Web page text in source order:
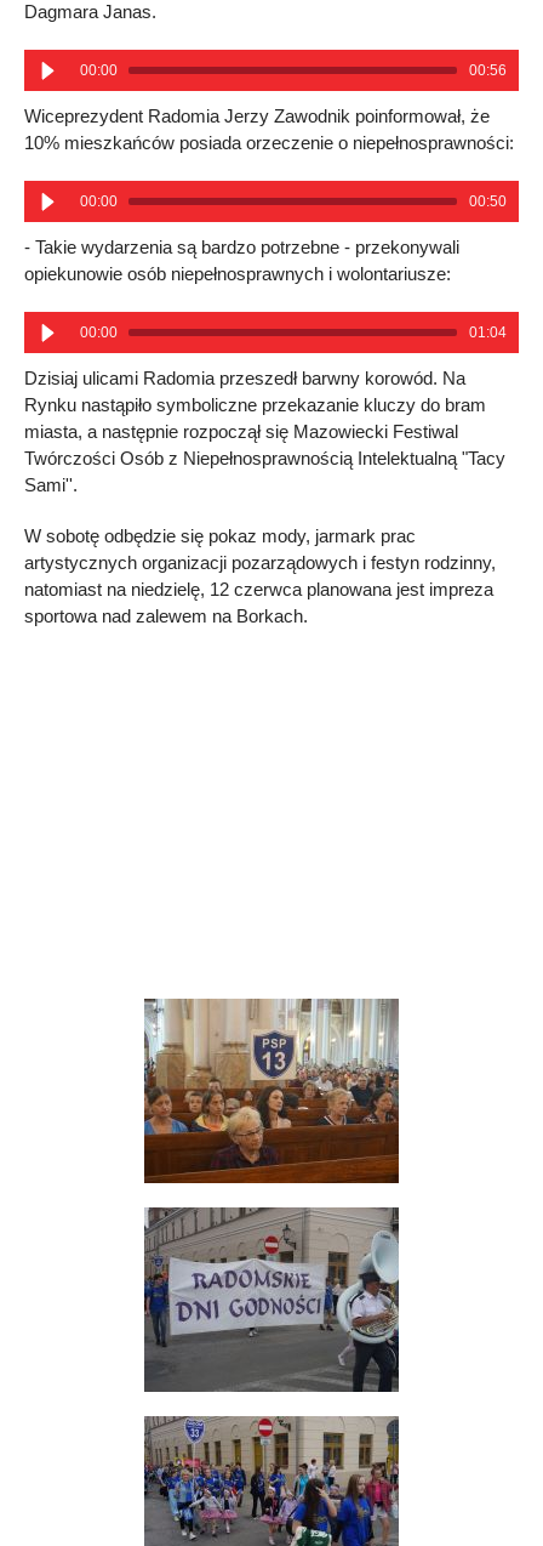
Dagmara Janas.
00:00 00:56
Wiceprezydent Radomia Jerzy Zawodnik poinformował, że
10% mieszkańców posiada orzeczenie o niepełnosprawności:
00:00 00:50
- Takie wydarzenia są bardzo potrzebne - przekonywali
opiekunowie osób niepełnosprawnych i wolontariusze:
00:00 01:04
Dzisiaj ulicami Radomia przeszedł barwny korowód. Na
Rynku nastąpiło symboliczne przekazanie kluczy do bram
miasta, a następnie rozpoczął się Mazowiecki Festiwal
Twórczości Osób z Niepełnosprawnością Intelektualną "Tacy
Sami''.
W sobotę odbędzie się pokaz mody, jarmark prac
artystycznych organizacji pozarządowych i festyn rodzinny,
natomiast na niedzielę, 12 czerwca planowana jest impreza
sportowa nad zalewem na Borkach.